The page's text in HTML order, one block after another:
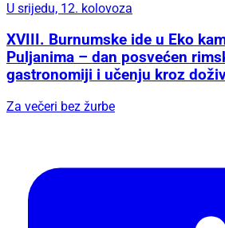
U srijedu, 12. kolovoza
XVIII. Burnumske ide u Eko
Puljanima – dan posvećen
gastronomiji i učenju kroz
Za večeri bez žurbe